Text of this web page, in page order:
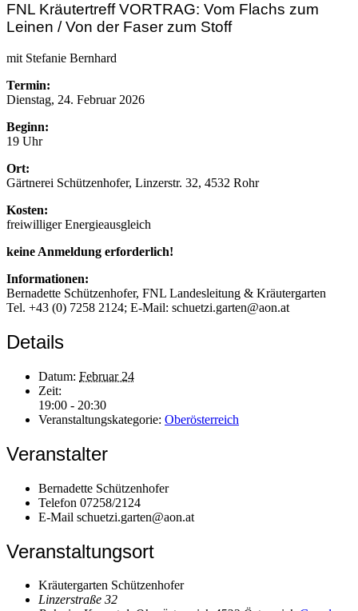
FNL Kräutertreff VORTRAG: Vom Flachs zum
Leinen / Von der Faser zum Stoff
mit Stefanie Bernhard
Termin:
Dienstag, 24. Februar 2026
Beginn:
19 Uhr
Ort:
Gärtnerei Schützenhofer, Linzerstr. 32, 4532 Rohr
Kosten:
freiwilliger Energieausgleich
keine Anmeldung erforderlich!
Informationen:
Bernadette Schützenhofer, FNL Landesleitung & Kräutergarten
Tel. +43 (0) 7258 2124; E-Mail: schuetzi.garten@aon.at
Details
Datum: Februar 24
Zeit:
19:00 - 20:30
Veranstaltungskategorie: Oberösterreich
Veranstalter
Bernadette Schützenhofer
Telefon 07258/2124
E-Mail schuetzi.garten@aon.at
Veranstaltungsort
Kräutergarten Schützenhofer
Linzerstraße 32